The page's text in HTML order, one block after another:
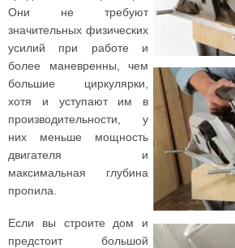
Они не требуют
значительных физических
усилий при работе и
более маневренны, чем
большие циркулярки,
хотя и уступают им в
производительности, у
них меньше мощность
двигателя и
максимальная глубина
пропила.
Если вы строите дом и
предстоит большой